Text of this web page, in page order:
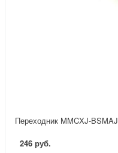
Переходник MMCXJ-BSMAJ
246 руб.